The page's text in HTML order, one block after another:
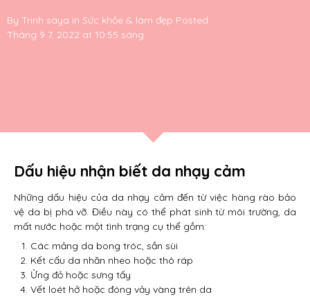
By Trinh saya in Sức khỏe & làm đẹp Posted
Tháng 9 7, 2022 at 10:55 sáng
Dấu hiệu nhận biết da nhạy cảm
Những dấu hiệu của da nhạy cảm đến từ việc hàng rào bảo
vệ da bị phá vỡ. Điều này có thể phát sinh từ môi trường, da
mất nước hoặc một tình trạng cụ thể gồm:
Các mảng da bong tróc, sần sùi
Kết cấu da nhăn nheo hoặc thô ráp
Ửng đỏ hoặc sưng tấy
Vết loét hở hoặc đóng vảy vàng trên da